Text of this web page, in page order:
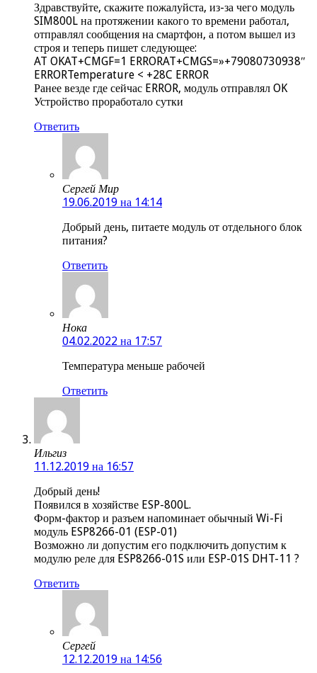
Здравствуйте, скажите пожалуйста, из-за чего модуль
SIM800L на протяжении какого то времени работал,
отправлял сообщения на смартфон, а потом вышел из
строя и теперь пишет следующее:
AT OKAT+CMGF=1 ERRORAT+CMGS=»+79080730938″
ERRORTemperature < +28C ERROR
Ранее везде где сейчас ERROR, модуль отправлял OK
Устройство проработало сутки
Ответить
Сергей Мир
19.06.2019 на 14:14
Добрый день, питаете модуль от отдельного блок
питания?
Ответить
Нока
04.02.2022 на 17:57
Температура меньше рабочей
Ответить
Ильгиз
11.12.2019 на 16:57
Добрый день!
Появился в хозяйстве ESP-800L.
Форм-фактор и разъем напоминает обычный Wi-Fi
модуль ESP8266-01 (ESP-01)
Возможно ли допустим его подключить допустим к
модулю реле для ESP8266-01S или ESP-01S DHT-11 ?
Ответить
Сергей
12.12.2019 на 14:56